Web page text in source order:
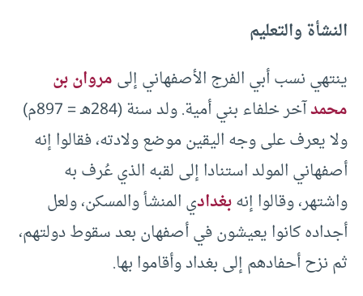
النشأة والتعليم
ينتهي نسب أبي الفرج الأصفهاني إلىمروان بن
محمد
آخر خلفاء بني أمية. ولد سنة (284هـ = 897م)
ولا يعرف على وجه اليقين موضع ولادته، فقالوا إنه
أصفهاني المولد استنادا إلى لقبه الذي عُرف به
واشتهر، وقالوا إنهبغدادي المنشأ والمسكن، ولعل
أجداده كانوا يعيشون في أصفهان بعد سقوط دولتهم،
ثم نزح أحفادهم إلى بغداد وأقاموا بها.